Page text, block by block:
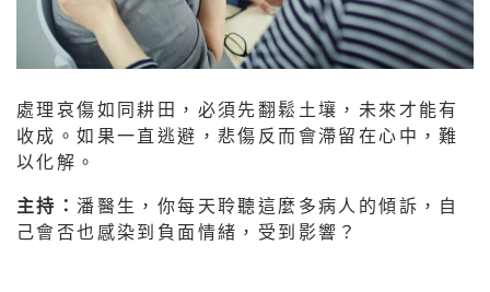
處理哀傷如同耕田，必須先翻鬆土壤，未來才能有
收成。如果一直逃避，悲傷反而會滯留在心中，難
以化解。
主持：潘醫生，你每天聆聽這麼多病人的傾訴，自
己會否也感染到負面情緒，受到影響？